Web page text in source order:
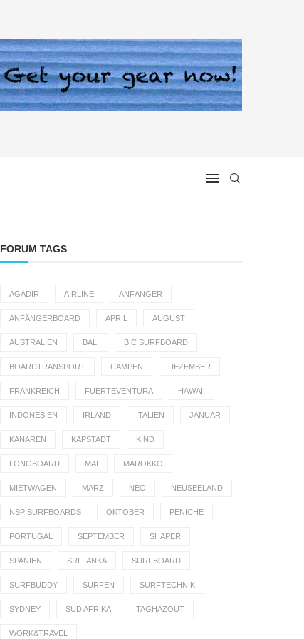
FORUM TAGS
AGADIR AIRLINE ANFÄNGER
ANFÄNGERBOARD APRIL AUGUST
AUSTRALIEN BALI BIC SURFBOARD
BOARDTRANSPORT CAMPEN DEZEMBER
FRANKREICH FUERTEVENTURA HAWAII
INDONESIEN IRLAND ITALIEN JANUAR
KANAREN KAPSTADT KIND
LONGBOARD MAI MAROKKO
MIETWAGEN MÄRZ NEO NEUSEELAND
NSP SURFBOARDS OKTOBER PENICHE
PORTUGAL SEPTEMBER SHAPER
SPANIEN SRI LANKA SURFBOARD
SURFBUDDY SURFEN SURFTECHNIK
SYDNEY SÜD AFRIKA TAGHAZOUT
WORK&TRAVEL